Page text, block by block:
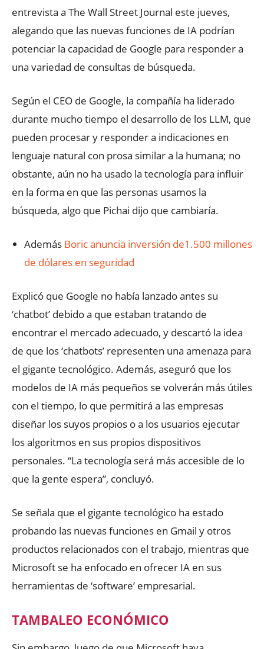
entrevista a The Wall Street Journal este jueves,
alegando que las nuevas funciones de IA podrían
potenciar la capacidad de Google para responder a
una variedad de consultas de búsqueda.
Según el CEO de Google, la compañía ha liderado
durante mucho tiempo el desarrollo de los LLM, que
pueden procesar y responder a indicaciones en
lenguaje natural con prosa similar a la humana; no
obstante, aún no ha usado la tecnología para influir
en la forma en que las personas usamos la
búsqueda, algo que Pichai dijo que cambiaría.
Además Boric anuncia inversión de1.500 millones
de dólares en seguridad
Explicó que Google no había lanzado antes su
‘chatbot’ debido a que estaban tratando de
encontrar el mercado adecuado, y descartó la idea
de que los ‘chatbots’ representen una amenaza para
el gigante tecnológico. Además, aseguró que los
modelos de IA más pequeños se volverán más útiles
con el tiempo, lo que permitirá a las empresas
diseñar los suyos propios o a los usuarios ejecutar
los algoritmos en sus propios dispositivos
personales. “La tecnología será más accesible de lo
que la gente espera”, concluyó.
Se señala que el gigante tecnológico ha estado
probando las nuevas funciones en Gmail y otros
productos relacionados con el trabajo, mientras que
Microsoft se ha enfocado en ofrecer IA en sus
herramientas de ‘software’ empresarial.
TAMBALEO ECONÓMICO